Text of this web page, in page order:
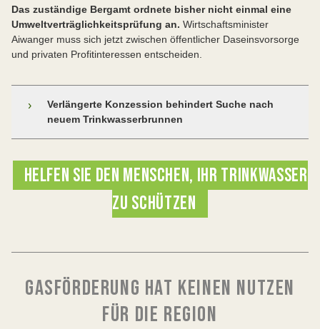
Das zuständige Bergamt ordnete bisher nicht einmal eine
Umweltverträglichkeitsprüfung an. Wirtschaftsminister
Aiwanger muss sich jetzt zwischen öffentlicher Daseinsvorsorge
und privaten Profitinteressen entscheiden.
›
Verlängerte Konzession behindert Suche nach
neuem Trinkwasserbrunnen
Menschen langfristig mit sicherem Trinkwasser zu
versorgen. Dafür muss das mögliche Einzugsgebiet
untersucht und geschützt werden, sobald ein
geeigneter Standort gefunden wurde. Im
gefährdet somit die künftige Festlegung von
Wassereinzugsgebieten.
Deshalb fordern die Bürgermeister*innen und die
HELFEN SIE DEN MENSCHEN, IHR TRINKWASSER
ZU SCHÜTZEN
GASFÖRDERUNG HAT KEINEN NUTZEN
FÜR DIE REGION